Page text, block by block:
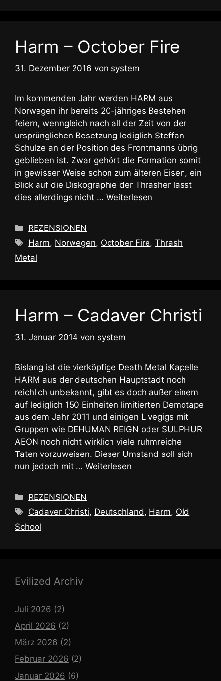
Harm – October Fire
31. Dezember 2016 von system
Im kommenden Jahr werden HARM aus
Norwegen ihr bereits 20-jähriges Bestehen
feiern, wenngleich nach all der Zeit von der
ursprünglichen Besetzung lediglich Steffan
Schulze an der Position des Frontmanns übrig
geblieben ist. Zwar gehört die Formation somit
in gewisser Weise schon zum älteren Eisen, ein
Blick auf die Diskographie der Thrasher lässt
dies allerdings nicht … Weiterlesen
Kategorien
REZENSIONEN
Schlagwörter
Harm, Norwegen, October Fire,Thrash
Metal
Harm – Cadaver Christi
31. Januar 2014 von system
Bislang ist die vierköpfige Death Metal Kapelle
HARM aus der deutschen Hauptstadt noch
reichlich unbekannt, gibt es doch außer einem
auf lediglich 150 Einheiten limitierten Demotape
aus dem Jahr 2011 und einigen Livegigs mit
Gruppen wie DEHUMAN REIGN oder SULPHUR
AEON noch nicht wirklich viele ruhmreiche
Taten vorzuweisen. Dieser Umstand soll sich
nun jedoch mit … Weiterlesen
Kategorien
REZENSIONEN
Schlagwörter
Cadaver Christi, Deutschland, Harm, Old
School
Evilized Archiv
Juli 2026 (2)
April 2026 (2)
März 2026 (2)
Februar 2026 (2)
Januar 2026 (6)